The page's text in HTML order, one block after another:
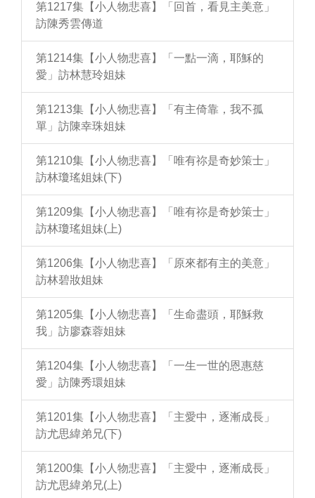
第1217集【小人物悲喜】「回首，看見主美意」
訪陳秀雲傳道
第1214集【小人物悲喜】「一點一滴，耶穌的
愛」訪林慧玲姐妹
第1213集【小人物悲喜】「有主倚靠，我不孤
單」訪陳幸珠姐妹
第1210集【小人物悲喜】「唯有祢是奇妙策士」
訪林瓊瑤姐妹(下)
第1209集【小人物悲喜】「唯有祢是奇妙策士」
訪林瓊瑤姐妹(上)
第1206集【小人物悲喜】「原來都有主的美意」
訪林碧妝姐妹
第1205集【小人物悲喜】「生命盡頭，耶穌救
我」訪廖森蓉姐妹
第1204集【小人物悲喜】「一生一世的恩惠慈
愛」訪陳秀環姐妹
第1201集【小人物悲喜】「主愛中，逐漸成長」
訪尤思緯弟兄(下)
第1200集【小人物悲喜】「主愛中，逐漸成長」
訪尤思緯弟兄(上)